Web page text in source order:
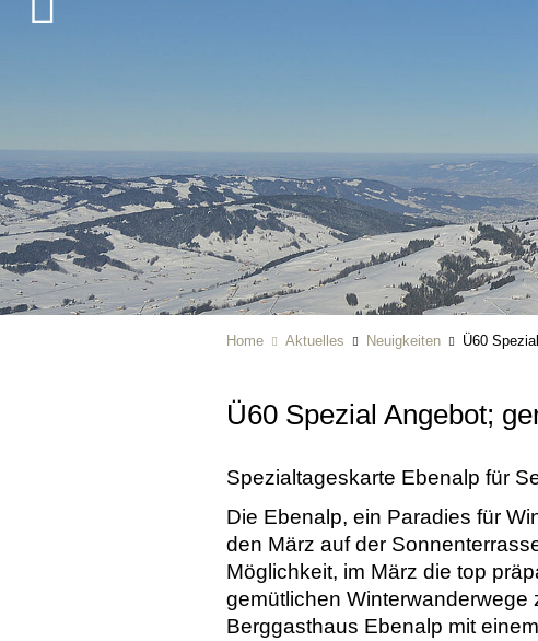
Home Aktuelles Neuigkeiten Ü60
Ü60 Spezial Angebot;
Spezialtageskarte Ebenalp für
Die Ebenalp, ein Paradies für
den März auf der
Möglichkeit, im März die top
gemütlichen Winterwanderwege
Berggasthaus Ebenalp mit